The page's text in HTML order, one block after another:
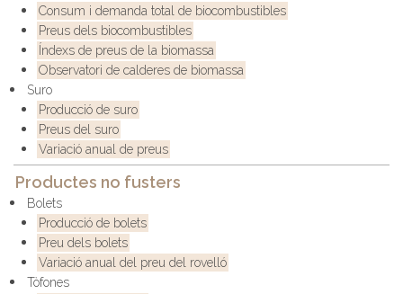
Consum i demanda total de biocombustibles
Preus dels biocombustibles
Índexs de preus de la biomassa
Observatori de calderes de biomassa
Suro
Producció de suro
Preus del suro
Variació anual de preus
Productes no fusters
Bolets
Producció de bolets
Preu dels bolets
Variació anual del preu del rovelló
Tòfones